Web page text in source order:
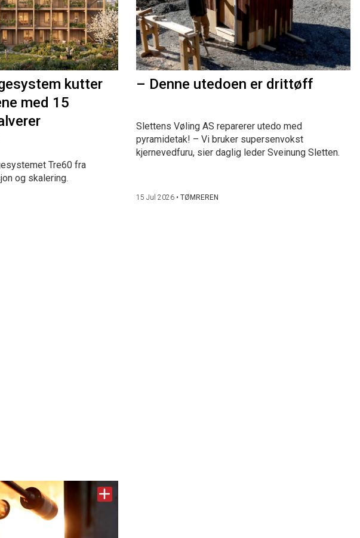
kutter
med 15
Tre60 fra
og skalering.
– Denne utedoen er drittøff
Slettens Vøling AS reparerer utedo med
pyramidetak! – Vi bruker supersenvokst
kjernevedfuru, sier daglig leder Sveinung Sletten.
15 Jul 2026• TØMREREN